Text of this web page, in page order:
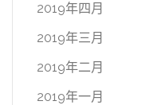
2019年四月
2019年三月
2019年二月
2019年一月